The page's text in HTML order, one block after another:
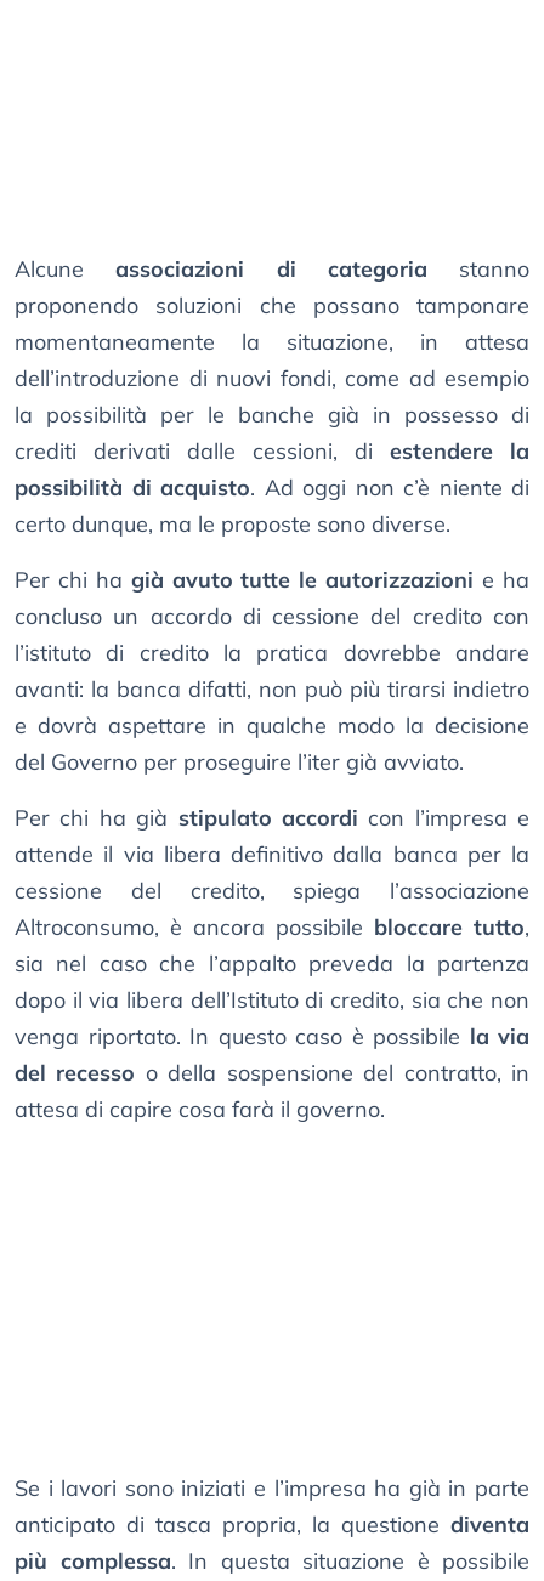
Alcuneassociazioni di categoria stanno
proponendo soluzioni che possano tamponare
momentaneamente la situazione, in attesa
dell’introduzione di nuovi fondi, come ad esempio
la possibilità per le banche già in possesso di
crediti derivati dalle cessioni, di estendere la
possibilità di acquisto. Ad oggi non c’è niente di
certo dunque, ma le proposte sono diverse.
Per chi ha già avuto tutte le autorizzazioni e ha
concluso un accordo di cessione del credito con
l’istituto di credito la pratica dovrebbe andare
avanti: la banca difatti, non può più tirarsi indietro
e dovrà aspettare in qualche modo la decisione
del Governo per proseguire l’iter già avviato.
Per chi ha già stipulato accordi con l’impresa e
attende il via libera definitivo dalla banca per la
cessione del credito, spiega l’associazione
Altroconsumo, è ancora possibile bloccare tutto,
sia nel caso che l’appalto preveda la partenza
dopo il via libera dell’Istituto di credito, sia che non
venga riportato. In questo caso è possibile la via
del recesso o della sospensione del contratto, in
attesa di capire cosa farà il governo.
Se i lavori sono iniziati e l’impresa ha già in parte
anticipato di tasca propria, la questione diventa
più complessa. In questa situazione è possibile